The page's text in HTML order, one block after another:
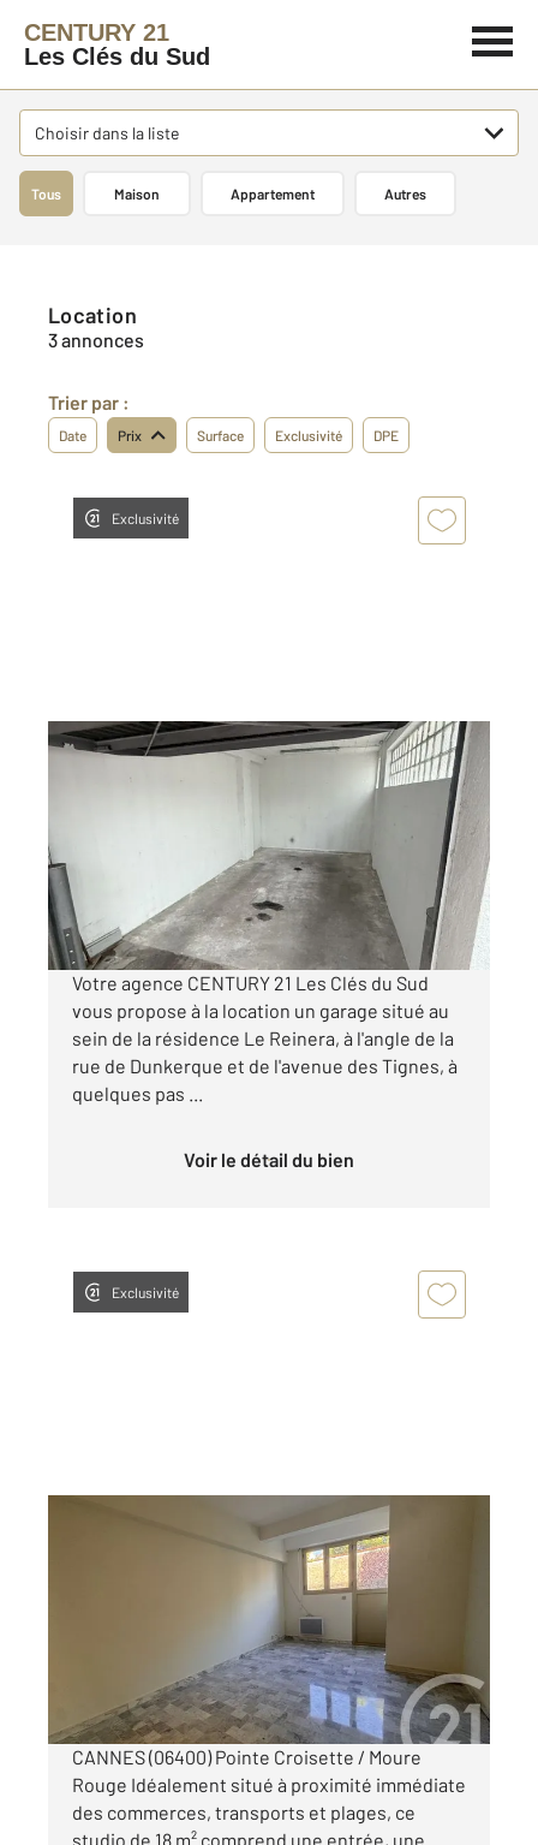
CENTURY 21
Les Clés du Sud
Choisir dans la liste
Tous Maison Appartement Autres
Location
3 annonces
Trier par :
Date Prix Surface Exclusivité DPE
Exclusivité
LE CANNET 06
15,68 m
180 €
par mois charges comprises
Votre agence CENTURY 21 Les Clés du Sud
vous propose à la location un garage situé au
sein de la résidence Le Reinera, à l'angle de la
rue de Dunkerque et de l'avenue des Tignes, à
quelques pas ...
Voir le détail du bien
Exclusivité
Appartement F1 à louer
650 €
par mois charges comprises
CANNES (06400) Pointe Croisette / Moure
Rouge Idéalement situé à proximité immédiate
des commerces, transports et plages, ce
studio de 18 m² comprend une entrée, une